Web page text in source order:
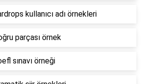
kullanıcı adı örnekleri
parçası örnek
sınavı örneği